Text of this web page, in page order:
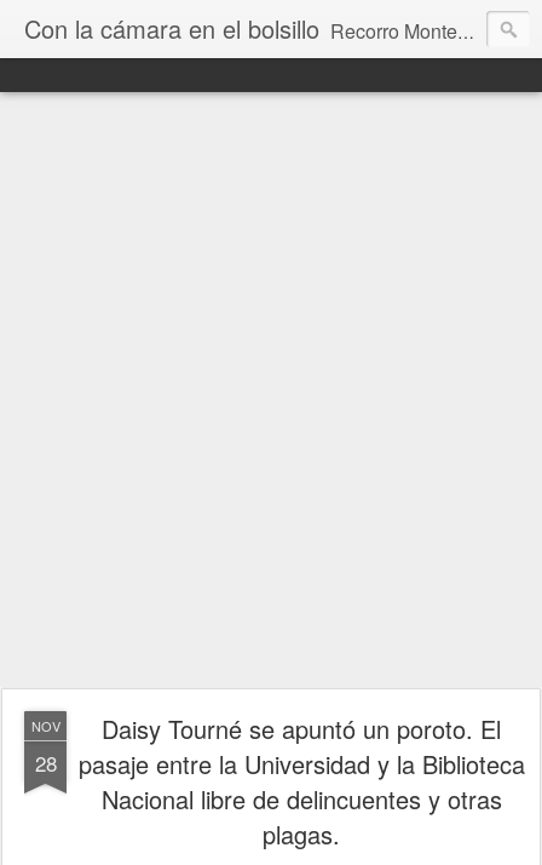
Con la cámara en el bolsillo Recorro Montevideo y el mundo. Fotos e historias de aquí y allá.
NOV
28
Daisy Tourné se apuntó un poroto. El
pasaje entre la Universidad y la Biblioteca
Nacional libre de delincuentes y otras
plagas.